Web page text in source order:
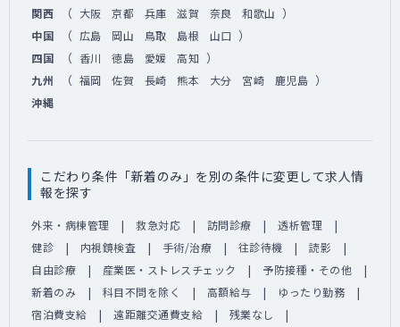
関西 （ 大阪 京都 兵庫 滋賀 奈良 和歌山 ）
中国 （ 広島 岡山 鳥取 島根 山口 ）
四国 （ 香川 徳島 愛媛 高知 ）
九州 （ 福岡 佐賀 長崎 熊本 大分 宮崎 鹿児島 ）
沖縄
こだわり条件「新着のみ」を別の条件に変更して求人情
報を探す
外来・病棟管理 救急対応 訪問診療
透析管理
健診
内視鏡検査 手術/治療 往診待機
読影
自由診療
産業医・ストレスチェック
予防接種・その他
新着のみ
科目不問を除く 高額給与
ゆったり勤務
宿泊費支給
遠距離交通費支給
残業なし